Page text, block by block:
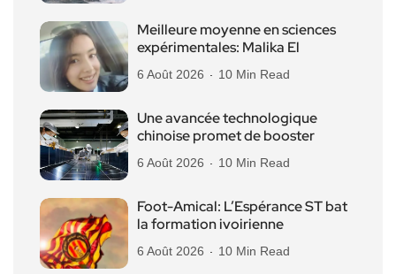
Meilleure moyenne en sciences
expérimentales: Malika El
6 Août 2026 10 Min Read
Une avancée technologique
chinoise promet de booster
6 Août 2026 10 Min Read
Foot-Amical: L’Espérance ST bat
la formation ivoirienne
6 Août 2026 10 Min Read